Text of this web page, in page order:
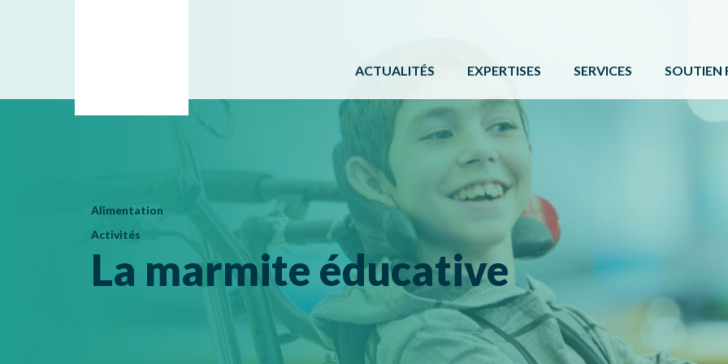
ACTUALITÉS EXPERTISES
ACTIVITÉ PHYSIQUE
BÉNÉVOLAT
CAMPS DE JOUR
LOISIR CULTUREL
LOISIR MUNICIPAL
PARCS ET ESPACES RÉCRÉATIFS
PERSONNES HANDICAPÉES
PLEIN AIR
SERVICES
FORMATIONS ET
SOUTIEN
Alimentation
Activités
La marmite éducative